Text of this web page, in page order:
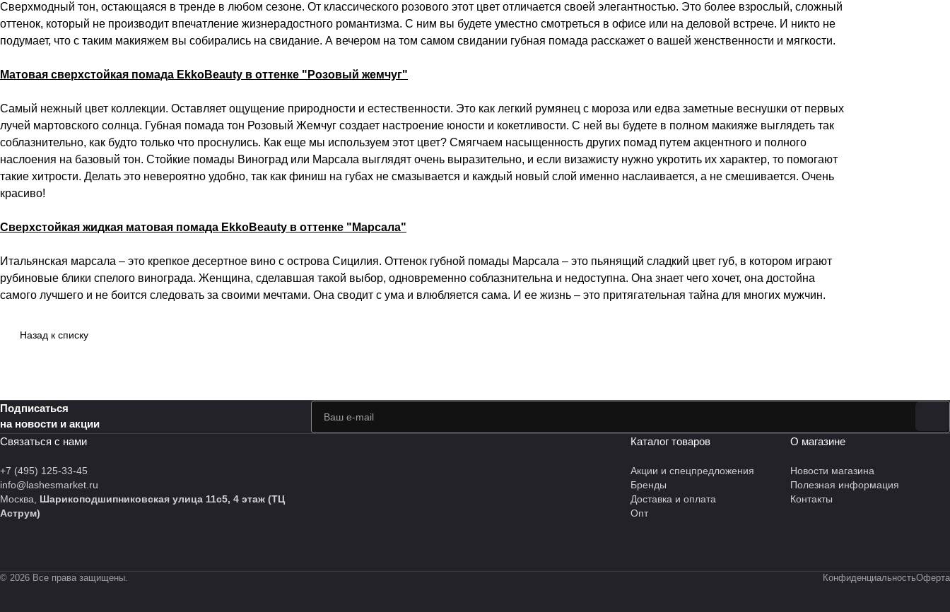
Сверхмодный тон, остающаяся в тренде в любом сезоне. От классического розового этот цвет отличается своей элегантностью. Это более взрослый, сложный
оттенок, который не производит впечатление жизнерадостного романтизма. С ним вы будете уместно смотреться в офисе или на деловой встрече. И никто не
подумает, что с таким макияжем вы собирались на свидание. А вечером на том самом свидании губная помада расскажет о вашей женственности и мягкости.
Матовая сверхстойкая помада EkkoBeauty в оттенке "Розовый жемчуг"
Самый нежный цвет коллекции. Оставляет ощущение природности и естественности. Это как легкий румянец с мороза или едва заметные веснушки от первых
лучей мартовского солнца. Губная помада тон Розовый Жемчуг создает настроение юности и кокетливости. С ней вы будете в полном макияже выглядеть так
соблазнительно, как будто только что проснулись. Как еще мы используем этот цвет? Смягчаем насыщенность других помад путем акцентного и полного
наслоения на базовый тон. Стойкие помады Виноград или Марсала выглядят очень выразительно, и если визажисту нужно укротить их характер, то помогают
такие хитрости. Делать это невероятно удобно, так как финиш на губах не смазывается и каждый новый слой именно наслаивается, а не смешивается. Очень
красиво!
Сверхстойкая жидкая матовая помада EkkoBeauty в оттенке "Марсала"
Итальянская марсала – это крепкое десертное вино с острова Сицилия. Оттенок губной помады Марсала – это пьянящий сладкий цвет губ, в котором играют
рубиновые блики спелого винограда. Женщина, сделавшая такой выбор, одновременно соблазнительна и недоступна. Она знает чего хочет, она достойна
самого лучшего и не боится следовать за своими мечтами. Она сводит с ума и влюбляется сама. И ее жизнь – это притягательная тайна для многих мужчин.
Назад к списку
Подписаться
на новости и акции
Связаться с нами
+7 (495) 125-33-45
info@lashesmarket.ru
Москва, Шарикоподшипниковская улица 11с5, 4 этаж (ТЦ
Аструм)
Каталог товаров
Акции и спецпредложения
Бренды
Доставка и оплата
Опт
О магазине
Новости магазина
Полезная информация
Контакты
© 2026 Все права защищены. КонфиденциальностьОферта